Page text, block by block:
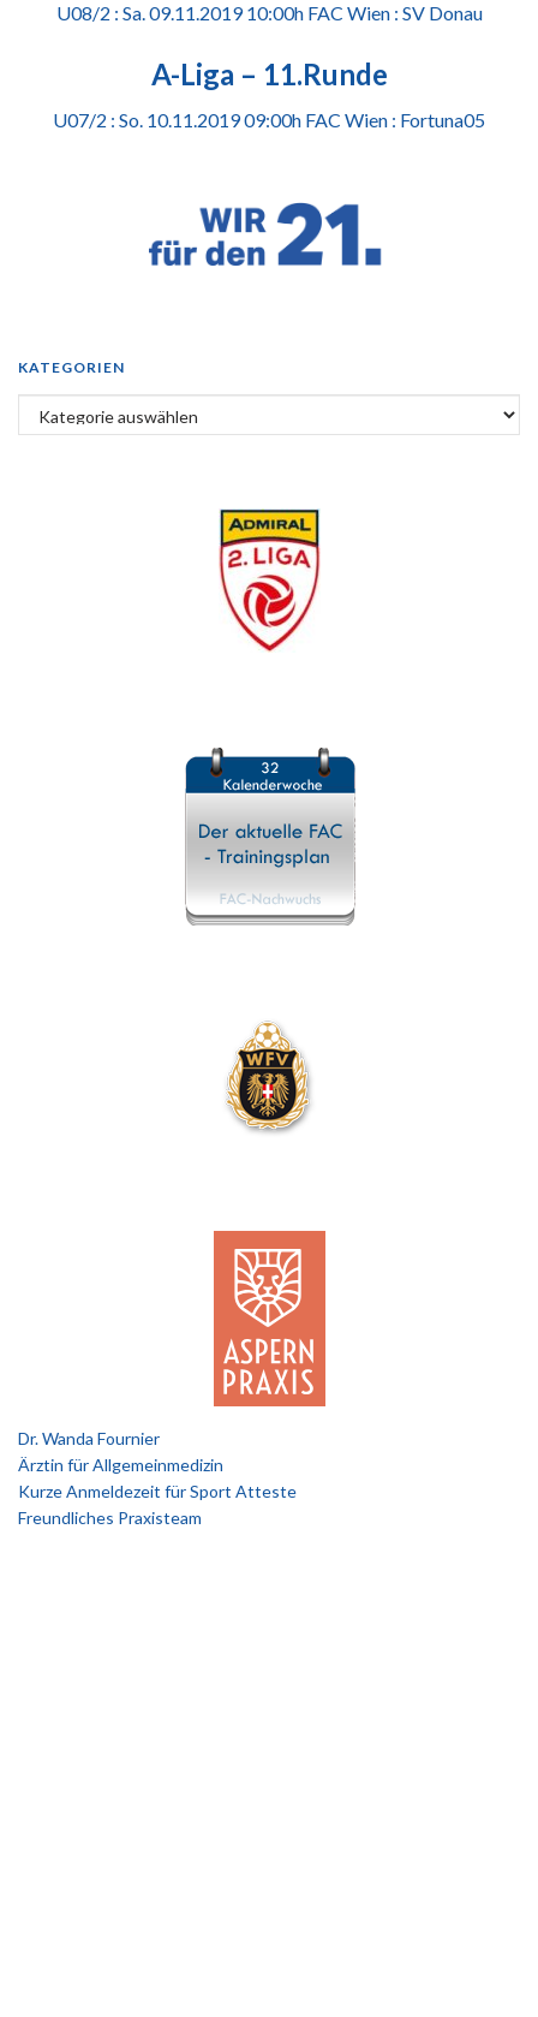
U08/2 : Sa. 09.11.2019 10:00h FAC Wien : SV Donau
A-Liga – 11.Runde
U07/2 : So. 10.11.2019 09:00h FAC Wien : Fortuna05
KATEGORIEN
Kategorien
Dr. Wanda Fournier
Ärztin für Allgemeinmedizin
Kurze Anmeldezeit für Sport Atteste
Freundliches Praxisteam